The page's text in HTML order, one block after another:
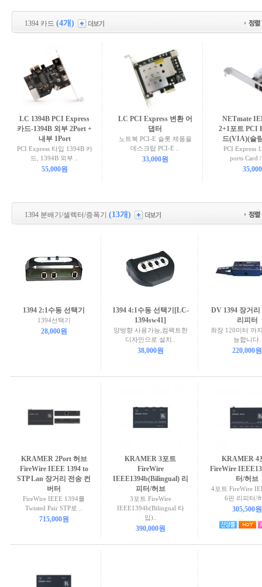
1394 카드 (4개)
LC 1394B PCI Express
카드-1394B 외부 2Port +
내부 1Port
PCI Express 타입 1394B 카
드, 1394B 외부 ..
55,000원
LC PCI Express 변환 어
댑터
노트북 PCI-E 슬롯 제품을
데스크탑 PCI-E ..
33,000원
NETmate
2+1포트 PCI
드(VIA)(슬
PCI Express
ports Card
1394 분배기/셀렉터/증폭기 (13개)
1394 2:1수동 선택기
1394선택기
28,000원
1394 4:1수동 선택기[LC-
1394sw41]
양방향 사용가능,컴팩트한
디자인으로 설치..
38,000원
DV 1394 장거
리피터
최장 120미터 까
능합니다.
220,000원
KRAMER 2Port 허브
FireWire IEEE 1394 to
STP Lan 장거리 전송 컨
버터
FireWire IEEE 1394를
Twisted Pair STP로 ..
715,000원
KRAMER 3포트
FireWire
IEEE1394b(Bilingual) 리
피터/허브
3포트 FireWire
IEEE1394b(Bilingual 타
입)..
390,000원
KRAMER 4
FireWire
터/허브
4포트 FireWire
6핀 리피터/
305,500원